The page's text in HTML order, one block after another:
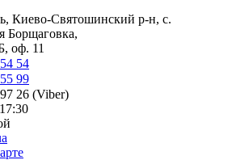
Киево-Святошинский р-н, c.
Борщаговка,
оф. 11
54
99
26 (Viber)